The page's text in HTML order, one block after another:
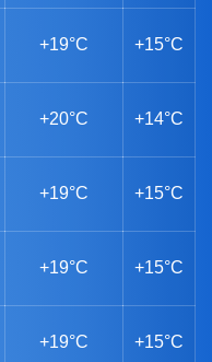
+19°C +15°C
+20°C +14°C
+19°C +15°C
+19°C +15°C
+19°C +15°C